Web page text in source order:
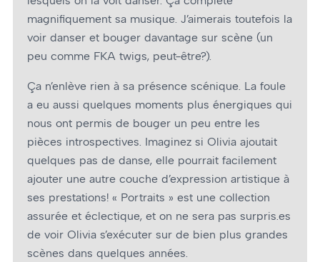
magnifiquement sa musique. J’aimerais toutefois la
voir danser et bouger davantage sur scène (un
peu comme FKA twigs, peut-être?).
Ça n’enlève rien à sa présence scénique. La foule
a eu aussi quelques moments plus énergiques qui
nous ont permis de bouger un peu entre les
pièces introspectives. Imaginez si Olivia ajoutait
quelques pas de danse, elle pourrait facilement
ajouter une autre couche d’expression artistique à
ses prestations! « Portraits » est une collection
assurée et éclectique, et on ne sera pas surpris.es
de voir Olivia s’exécuter sur de bien plus grandes
scènes dans quelques années.